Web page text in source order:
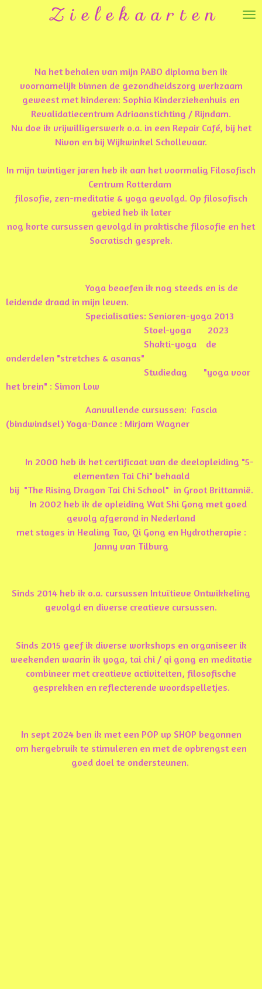
hoofdinhoud
Z i e l e k a a r t e n
Na het behalen van mijn PABO diploma ben ik
voornamelijk binnen de gezondheidszorg werkzaam
geweest met kinderen: Sophia Kinderziekenhuis en
Revalidatiecentrum Adriaanstichting / Rijndam.
Nu doe ik vrijwilligerswerk o.a. in een Repair Café, bij het
Nivon en bij Wijkwinkel Schollevaar.
In mijn twintiger jaren heb ik aan het voormalig Filosofisch
Centrum Rotterdam
filosofie, zen-meditatie & yoga gevolgd. Op filosofisch
gebied heb ik later
nog korte cursussen gevolgd in praktische filosofie en het
Socratisch gesprek.
Yoga beoefen ik nog steeds en is de
leidende draad in mijn leven.
Specialisaties: Senioren-yoga 2013
Stoel-yoga 2023
Shakti-yoga de
onderdelen "stretches & asanas"
Studiedag "yoga voor
het brein" : Simon Low
Aanvullende cursussen: Fascia
(bindwindsel) Yoga-Dance : Mirjam Wagner
In 2000 heb ik het certificaat van de deelopleiding "5-
elementen Tai Chi" behaald
bij "The Rising Dragon Tai Chi School" in Groot Brittannië.
In 2002 heb ik de opleiding Wat Shi Gong met goed
gevolg afgerond in Nederland
met stages in Healing Tao, Qi Gong en Hydrotherapie :
Janny van Tilburg
Sinds 2014 heb ik o.a. cursussen Intuïtieve Ontwikkeling
gevolgd en diverse creatieve cursussen.
Sinds 2015 geef ik diverse workshops en organiseer ik
weekenden waarin ik yoga, tai chi / qi gong en meditatie
combineer met creatieve activiteiten, filosofische
gesprekken en reflecterende woordspelletjes.
In sept 2024 ben ik met een POP up SHOP begonnen
om hergebruik te stimuleren en met de opbrengst een
goed doel te ondersteunen.